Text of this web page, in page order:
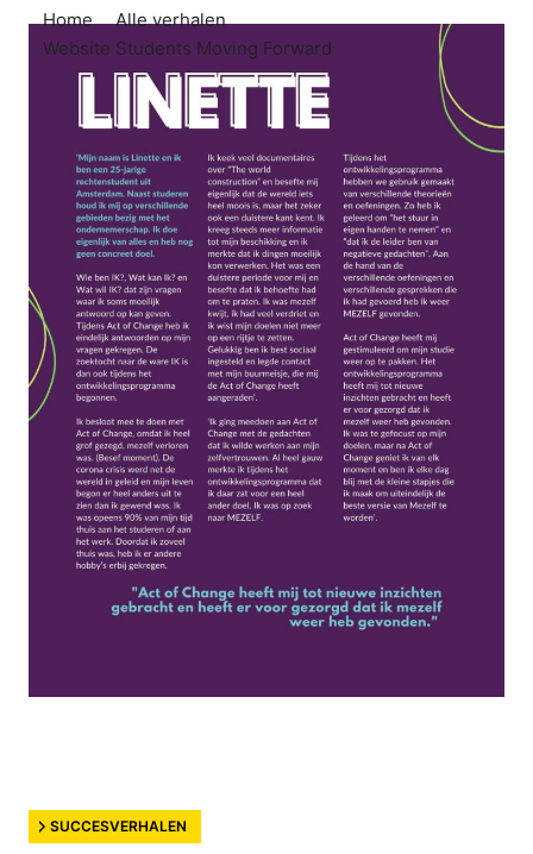
Home
Alle verhalen
Website Students Moving Forward
SUCCESVERHALEN